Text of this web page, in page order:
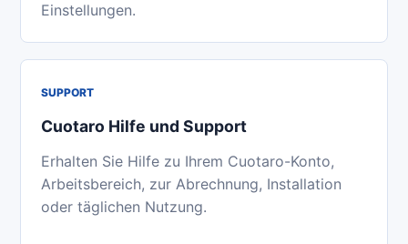
Einstellungen.
SUPPORT
Cuotaro Hilfe und Support
Erhalten Sie Hilfe zu Ihrem Cuotaro-Konto,
Arbeitsbereich, zur Abrechnung, Installation
oder täglichen Nutzung.